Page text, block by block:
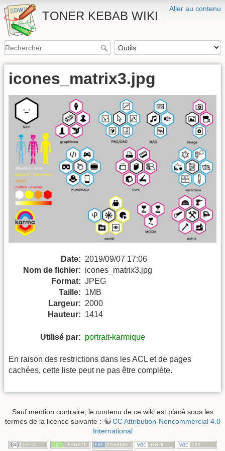
Aller au contenu
TONER KEBAB WIKI
icones_matrix3.jpg
Date: 2019/09/07 17:06
Nom de fichier: icones_matrix3.jpg
Format: JPEG
Taille: 1MB
Largeur: 2000
Hauteur: 1414
Utilisé par: portrait-karmique
En raison des restrictions dans les ACL et de pages
cachées, cette liste peut ne pas être complète.
Sauf mention contraire, le contenu de ce wiki est placé sous les
termes de la licence suivante :
CC Attribution-Noncommercial 4.0
International